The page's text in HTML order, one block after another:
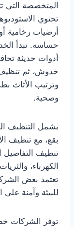
المتخصصة التي
تحتوي
أرضيات رخامية
حساسة. تبدأ
أدوات حديثة
خدوش، ثم تنظيف
وترتيب الأثاث
وصحية.
يشمل التنظيف
بقع، مع تنظيف
تنظيف التفاصيل
الكهرباء،
تعتمد بعض
للبيئة وآمنة على
توفر الشركات